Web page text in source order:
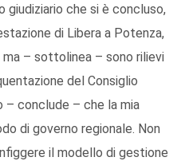
giudiziario che si è concluso,
di Libera a Potenza,
– sottolinea – sono rilievi
del Consiglio
– conclude – che la mia
di governo regionale. Non
il modello di gestione